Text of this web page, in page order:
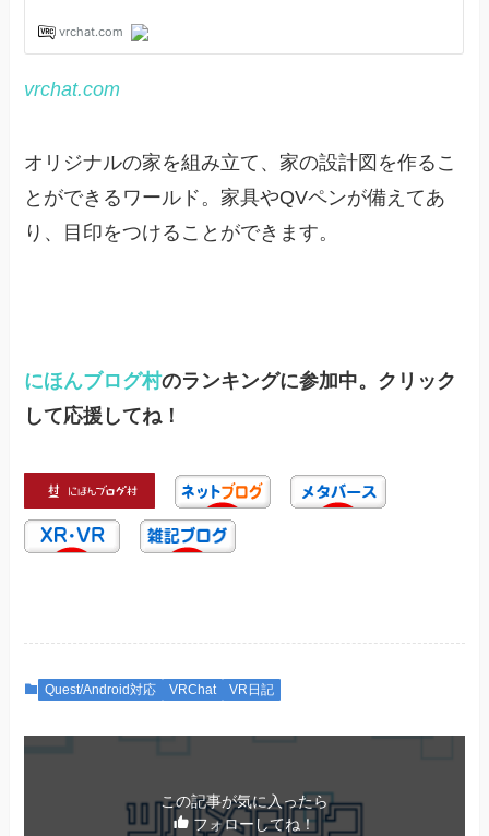
vrchat.com
オリジナルの家を組み立て、家の設計図を作るこ
とができるワールド。家具やQVペンが備えてあ
り、目印をつけることができます。
にほんブログ村のランキングに参加中。クリック
して応援してね！
Quest/Android対応 VRChat VR日記
この記事が気に入ったら
フォローしてね！